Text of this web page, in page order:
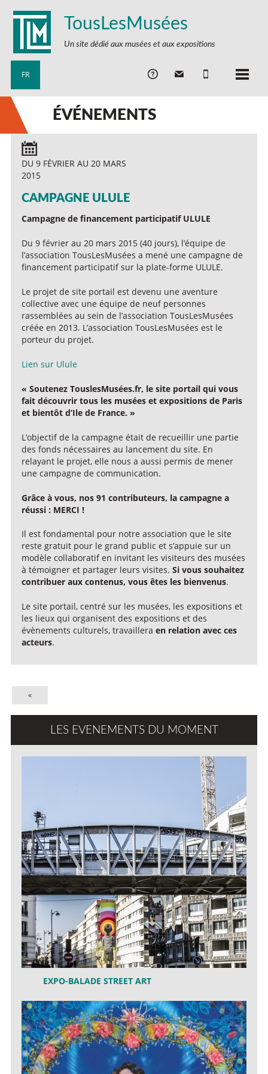
TousLesMusées
Un site dédié aux musées et aux expositions
FR
ÉVÉNEMENTS
DU 9 FÉVRIER AU 20 MARS
2015
CAMPAGNE ULULE
Campagne de financement participatif ULULE
Du 9 février au 20 mars 2015 (40 jours), l’équipe de
l’association TousLesMusées a mené une campagne de
financement participatif sur la plate-forme ULULE.
Le projet de site portail est devenu une aventure
collective avec une équipe de neuf personnes
rassemblées au sein de l’association TousLesMusées
créée en 2013. L’association TousLesMusées est le
porteur du projet.
Lien sur Ulule
« Soutenez TouslesMusées.fr, le site portail qui vous
fait découvrir tous les musées et expositions de Paris
et bientôt d’Ile de France. »
L’objectif de la campagne était de recueillir une partie
des fonds nécessaires au lancement du site. En
relayant le projet, elle nous a aussi permis de mener
une campagne de communication.
Grâce à vous, nos 91 contributeurs, la campagne a
réussi : MERCI !
Il est fondamental pour notre association que le site
reste gratuit pour le grand public et s’appuie sur un
modèle collaboratif en invitant les visiteurs des musées
à témoigner et partager leurs visites. Si vous souhaitez
contribuer aux contenus, vous êtes les bienvenus.
Le site portail, centré sur les musées, les expositions et
les lieux qui organisent des expositions et des
évènements culturels, travaillera en relation avec ces
acteurs.
«
LES EVENEMENTS DU MOMENT
EXPO-BALADE STREET ART